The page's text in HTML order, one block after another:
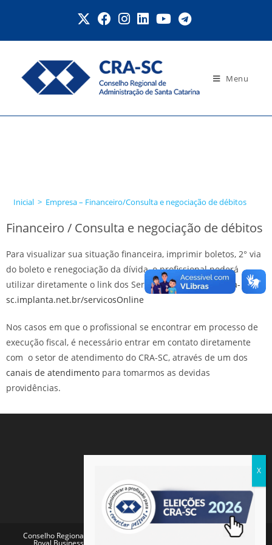
Menu
Inicial > Empresa – Financeiro/Consulta e negociação de débitos
Financeiro / Consulta e negociação de débitos
Para visualizar sua situação financeira, imprimir boletos, 2° via
do boleto e renegociação da dívida, o profissional poderá
utilizar diretamente o link dos Serviços Online:http://cra-
sc.implanta.net.br/servicosOnline
Nos casos em que o profissional se encontrar em processo de
execução fiscal, é necessário entrar em contato diretamente
com o setor de atendimento do CRA-SC, através de um dos
canais de atendimento para tomarmos as devidas
providências.
Conselho Regional de Administração de Santa Catarina - Endereço:
Royal Business Center - Av. Pref. Osmar Cunha, 260 - Centro,